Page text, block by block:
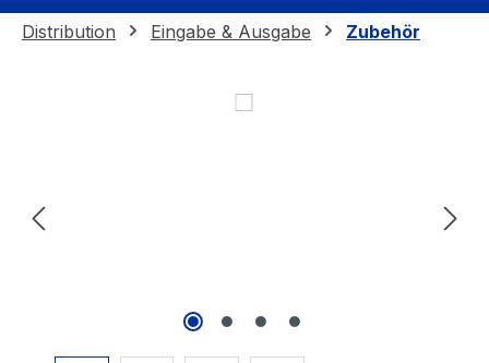
Distribution Eingabe & Ausgabe Zubehör
Bildergalerie überspringen